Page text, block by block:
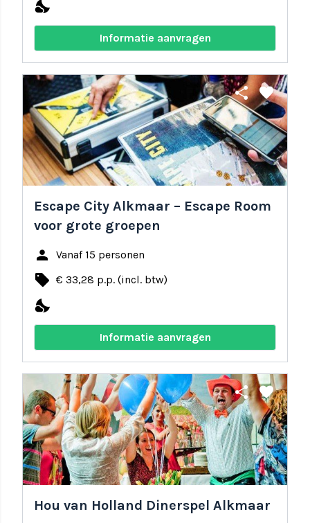
nights_stay
Informatie aanvragen
share favorite
Escape City Alkmaar – Escape Room
voor grote groepen
person Vanaf 15 personen
local_offer € 33,28 p.p. (incl. btw)
nights_stay
Informatie aanvragen
share favorite
Hou van Holland Dinerspel Alkmaar